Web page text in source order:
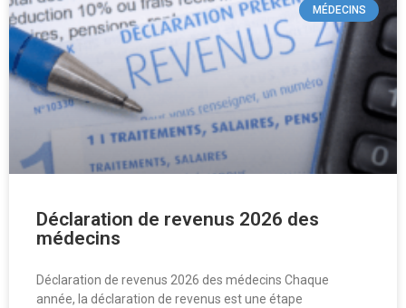
MÉDECINS
Déclaration de revenus 2026 des
médecins
Déclaration de revenus 2026 des médecins Chaque
année, la déclaration de revenus est une étape